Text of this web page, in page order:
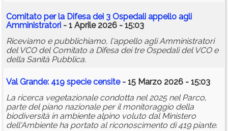
Comitato per la Difesa dei 3 Ospedali appello agli
Amministratori - 1 Aprile 2026 - 15:03
Riceviamo e pubblichiamo, l'appello agli Amministratori
del VCO del Comitato a Difesa dei tre Ospedali del VCO e
della Sanità Pubblica.
Val Grande: 419 specie censite- 15 Marzo 2026 - 15:03
La ricerca vegetazionale condotta nel 2025 nel Parco,
parte del piano nazionale per il monitoraggio della
biodiversità in ambiente alpino voluto dal Ministero
dell'Ambiente ha portato al riconoscimento di 419 piante.